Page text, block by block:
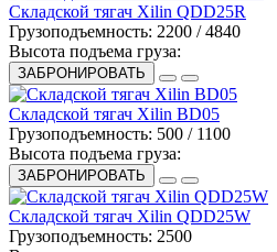
Складской тягач Xilin QDD25R
Грузоподъемность: 2200 / 4840
Высота подъема груза:
ЗАБРОНИРОВАТЬ
Складской тягач Xilin BD05
Грузоподъемность: 500 / 1100
Высота подъема груза:
ЗАБРОНИРОВАТЬ
Складской тягач Xilin QDD25W
Грузоподъемность: 2500